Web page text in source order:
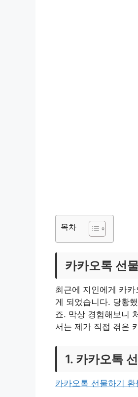
목차
카카오톡 선
최근에 지인에게 카
게 되었습니다. 당황
죠. 막상 경험해보니
서는 제가 직접 겪은
1. 카카오톡
카카오톡 선물하기